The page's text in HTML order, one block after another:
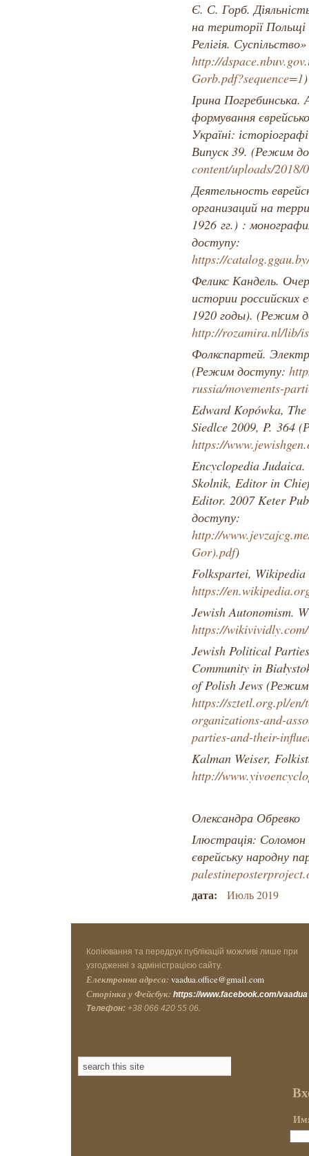
Є. С. Горб.
на території
Релігія.
http://
Gorb.pdf?sequence=1)
Ірина Погребинська.
формування
Україні:
Випуск 39. (Режим
content/uploads/2018/
Деятельность
организаций на
1926 гг.) :
доступу:
https://
Феликс Кандель.
истории российских
1920 годы). (Режим
http://rozamira.nl/lib/
Фолкспартей.
(Режим доступу:
russia/movements-
Edward Kopówka,
Siedlce 2009, P. 364
https://
Encyclopedia
Skolnik, Editor in
Editor. 2007 Keter
доступу:
http://
Gor).pdf)
Folkspartei,
https://
Jewish Autonomism.
https://
Jewish Political
Community in
of Polish Jews
https://sztetl.org.pl/
organizations-and-
parties-and-their-
Kalman Weiser,
http://
Олександра Обревко
Ілюстрація:
єврейську народну
дата: Июль 2019
Копіювання та передрук публікацій можливі лише при
узгодженні з адміністрацією сайту.
Електронна адреса: vaadua.office@gmail.com
Сторінка у Фейсбук: https://www.facebook.com/vaadua
Телефон: +38 066 420 55 06.